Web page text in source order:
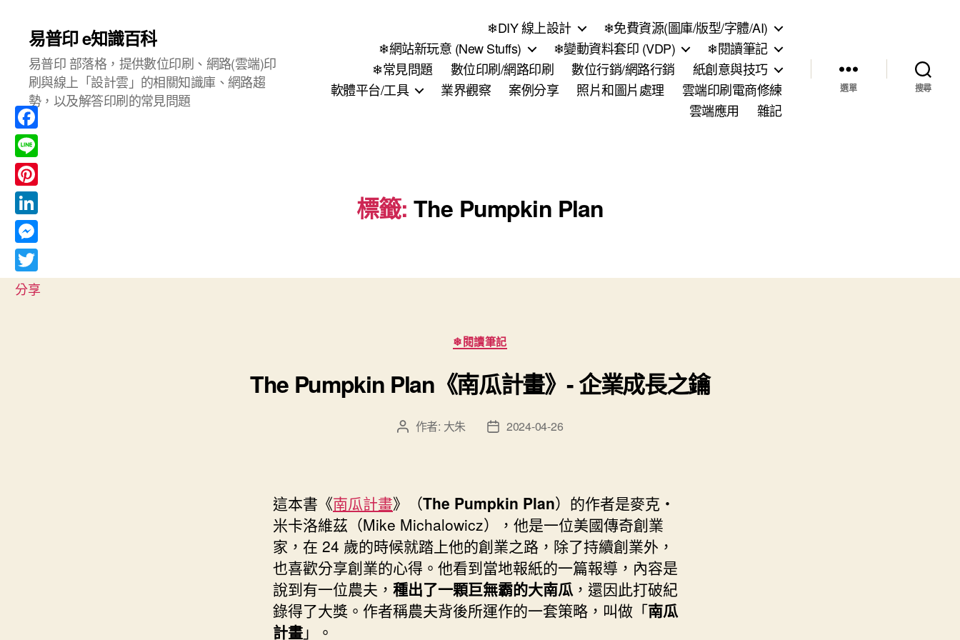
易普印 e知識百科
易普印 部落格，提供數位印刷、網路(雲端)印
刷與線上「設計雲」的相關知識庫、網路趨
勢，以及解答印刷的常見問題
❄DIY 線上設計
❄免費資源(圖庫/版型/字體/AI)
❄網站新玩意 (New Stuffs)
❄變動資料套印 (VDP)
❄閱讀筆記
❄常見問題
數位印刷/網路印刷 數位行銷/網路行銷
紙創意與技巧
軟體平台/工具
業界觀察 案例分享 照片和圖片處理
雲端印刷電商修練
雲端應用
雜記
選單 搜尋
標籤: The Pumpkin Plan
分
類
❄閱讀筆記
The Pumpkin Plan《南瓜計畫》- 企業成長之鑰
文 作者: 大朱
文
日
期
2024-04-26
這本書《南瓜計畫》（The Pumpkin Plan）的作者是麥克・
米卡洛維茲（Mike Michalowicz），他是一位美國傳奇創業
家，在 24 歲的時候就踏上他的創業之路，除了持續創業外，
也喜歡分享創業的心得。他看到當地報紙的一篇報導，內容是
說到有一位農夫， 種出了一顆巨無霸的大南瓜 ，還因此打破紀
錄得了大獎。作者稱農夫背後所運作的一套策略，叫做「南瓜
計畫」。
F
a
c
e
b
o
o
k
L
i
n
e
P
i
n
t
e
L
i
n
k
M
e
s
T
分享